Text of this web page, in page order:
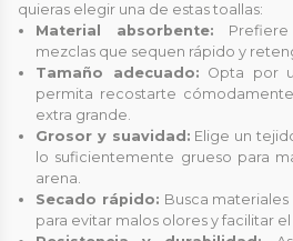
quieras elegir una de estas toallas:
Material absorbente:
mezclas que sequen rápido y
Tamaño adecuado: Opta por
permita recostarte
extra grande.
Grosor y suavidad: Elige un
lo suficientemente grueso para
arena.
Secado rápido: Busca
para evitar malos olores y facilitar